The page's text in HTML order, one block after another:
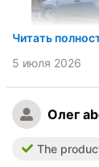
Vehicle:
Buy again?:
Читать
5 июля 2026
Олег
The